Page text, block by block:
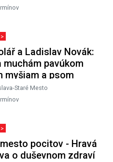
a Ladislav Novák:
muchám pavúkom
myšiam a psom
Staré Mesto
pocitov - Hravá
o duševnom zdraví